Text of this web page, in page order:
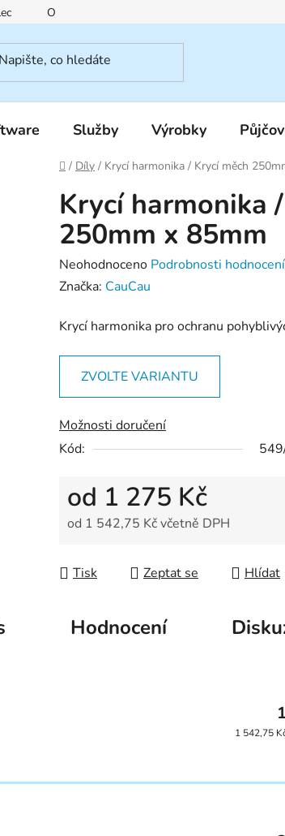
O nás
Služby Výrobky
Domů
/ Díly / Krycí harmonika / Krycí měch
Krycí harmonika
250mm x 85mm
Průměrné
hodnocení
je
0,0
5
hvězdiček.
Neohodnoceno Podrobnosti hodnocení
Značka: CauCau
Krycí harmonika pro ochranu
ZVOLTE VARIANTU
Možnosti doručení
Kód:
od 1 275 Kč
od 1 542,75 Kčvčetně DPH
Tisk
Zeptat se Hlídat
Hodnocení
1 542,75